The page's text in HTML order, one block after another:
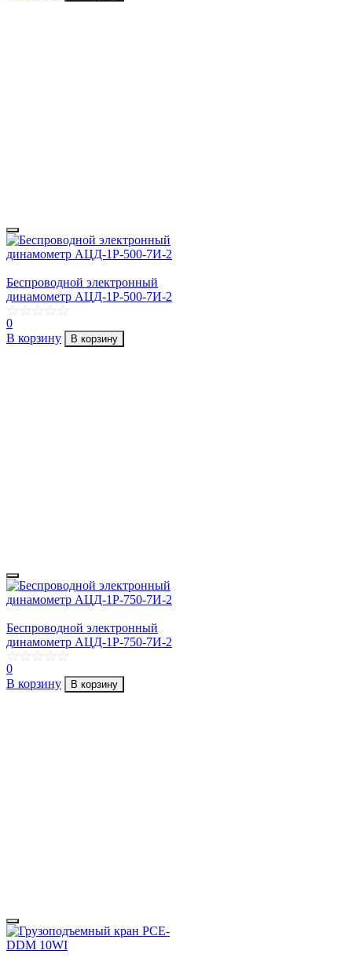
Беспроводной электронный
динамометр АЦД-1Р-500-7И-2
0
В корзину
В корзину
Беспроводной электронный
динамометр АЦД-1Р-750-7И-2
0
В корзину
В корзину